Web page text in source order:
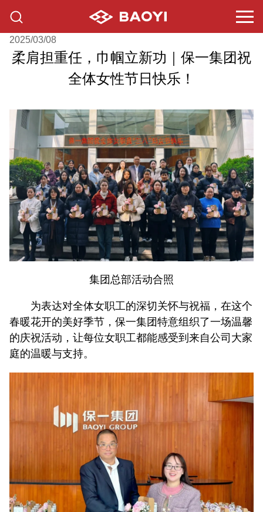
2025/03/08
柔肩担重任，巾帼立新功｜保一集团祝
全体女性节日快乐！
集团总部活动合照
为表达对全体女职工的深切关怀与祝福，在这个
春暖花开的美好季节，保一集团特意组织了一场温馨
的庆祝活动，让每位女职工都能感受到来自公司大家
庭的温暖与支持。